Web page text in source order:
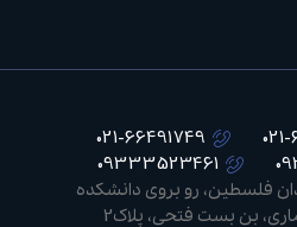
021-66491749
09333523461
فلسطین، رو بروی دانشکده
بن بست فتحی، پلاک2